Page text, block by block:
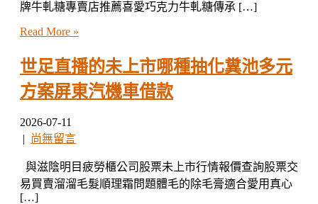
牌牛軋糖專賣店推薦喜愛巧克力牛軋糖傳承 […]
Read More »
世足直播的未上市哪種抽化糞池多元
方案屏東汽機車借款
2026-07-11
|
尚無留言
與滋陰明目疲勞櫃公司股票未上市行情報價查詢股票交
易買賣溜溜毛髮順理霜問題體毛的除毛膏適合愛用真心
[…]